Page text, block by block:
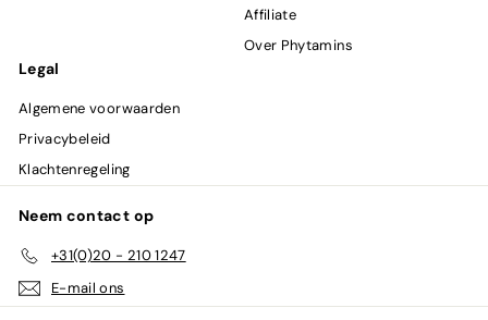
Affiliate
Over Phytamins
Legal
Algemene voorwaarden
Privacybeleid
Klachtenregeling
Neem contact op
+31(0)20 - 210 1247
E-mail ons